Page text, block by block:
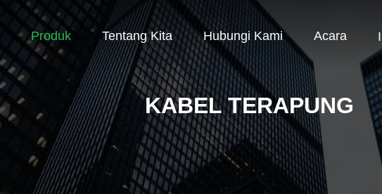
Produk Tentang Kita Hubungi Kami Acara
KABEL TERAPUNG